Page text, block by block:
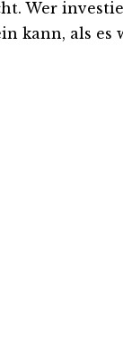
Wer
kann, als es